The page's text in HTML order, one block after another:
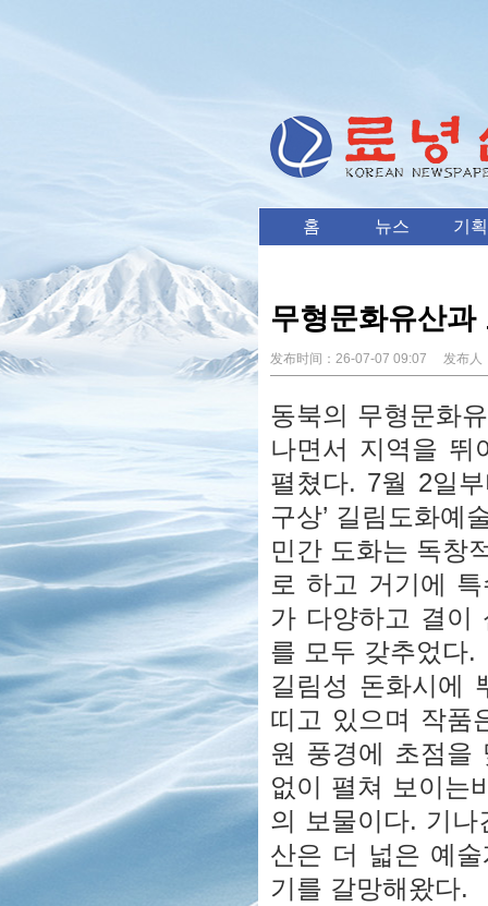
홈 뉴스 기획
무형문화유산
发布时间： 26-07-07 09:07 发布人
동북의 무형문화
나면서 지역을 뛰
펼쳤다. 7월 2일
구상’ 길림도화예
민간 도화는 독창
로 하고 거기에
가 다양하고 결이
를 모두 갖추었다.
길림성 돈화시에
띠고 있으며 작품
원 풍경에 초점을
없이 펼쳐 보이는
의 보물이다. 기
산은 더 넓은 예
기를 갈망해왔다.